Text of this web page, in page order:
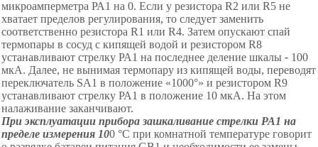
микроамперметра РА1 на 0. Если у резистора R2 или R5 не
хватает пределов регулирования, то следует заменить
соответственно резистора R1 или R4. Затем опускают спай
термопары в сосуд с кипящей водой и резистором R8
устанавливают стрелку РА1 на последнее деление шкалы - 100
мкА. Далее, не вынимая термопару из кипящей воды, переводят
переключатель SА1 в положение «1000°» и резистором R9
устанавливают стрелку РА1 в положение 10 мкА. На этом
налаживание заканчивают.
При эксплуатации прибора зашкаливание стрелки РА1 на
пределе измерения 100 °С при комнатной температуре говорит